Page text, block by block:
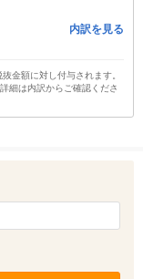
内訳を見る
金額に対し付与されます。
細は内訳からご確認くださ